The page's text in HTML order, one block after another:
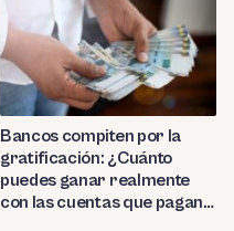
Bancos compiten por la
gratificación: ¿Cuánto
puedes ganar realmente
con las cuentas que pagan